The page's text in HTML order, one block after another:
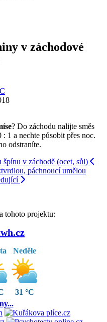
v záchodové
? Do záchodu nalijte směs
1 a nechte působit přes noc.
odstraníte.
v záchodě (ocet, sůl)
páchnoucí umělou
tohoto projektu:
Neděle
31 °C